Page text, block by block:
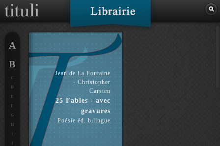
Jean de La Fontaine
- Christopher
Carsten
25 Fables - avec
gravures
Poésie éd. bilingue
A
B
C
D
E
F
G
H
J